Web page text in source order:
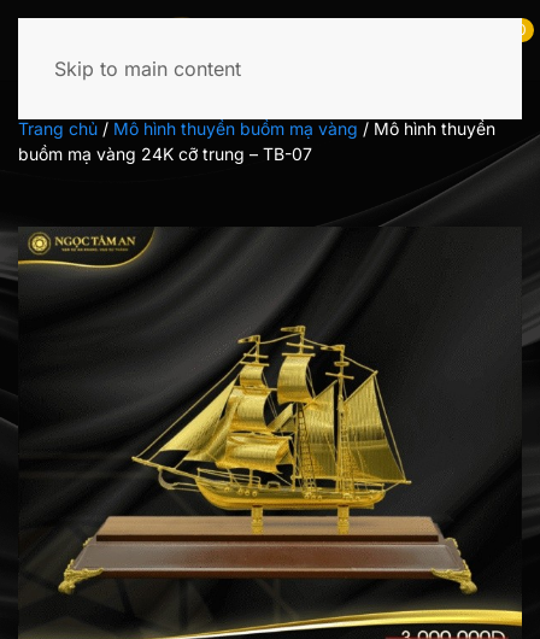
Skip to main content
Tìm
0
Trang chủ / Mô hình thuyền buồm mạ vàng / Mô hình thuyền
buồm mạ vàng 24K cỡ trung – TB-07